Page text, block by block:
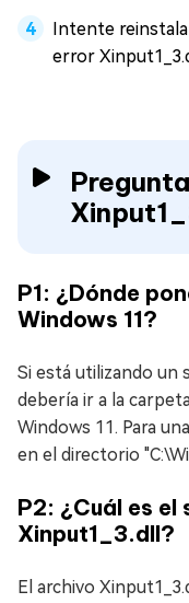
Intente
error
P1: ¿Dónde
Windows 11?
Si está utilizando un
debería ir a la
Windows 11. Para
en el directorio
P2: ¿Cuál es
Xinput1_3.dll?
El archivo